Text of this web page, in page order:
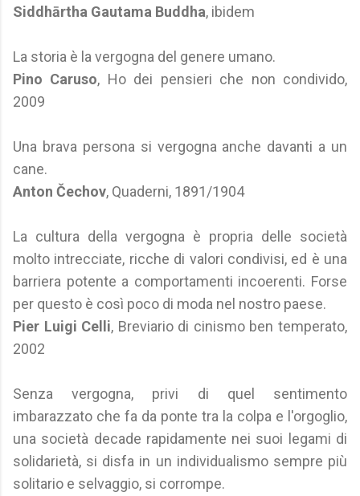
Siddhārtha Gautama Buddha, ibidem
La storia è la vergogna del genere umano.
Pino Caruso, Ho dei pensieri che non condivido,
2009
Una brava persona si vergogna anche davanti a un
cane.
Anton Čechov, Quaderni, 1891/1904
La cultura della vergogna è propria delle società
molto intrecciate, ricche di valori condivisi, ed è una
barriera potente a comportamenti incoerenti. Forse
per questo è così poco di moda nel nostro paese.
Pier Luigi Celli, Breviario di cinismo ben temperato,
2002
Senza vergogna, privi di quel sentimento
imbarazzato che fa da ponte tra la colpa e l'orgoglio,
una società decade rapidamente nei suoi legami di
solidarietà, si disfa in un individualismo sempre più
solitario e selvaggio, si corrompe.